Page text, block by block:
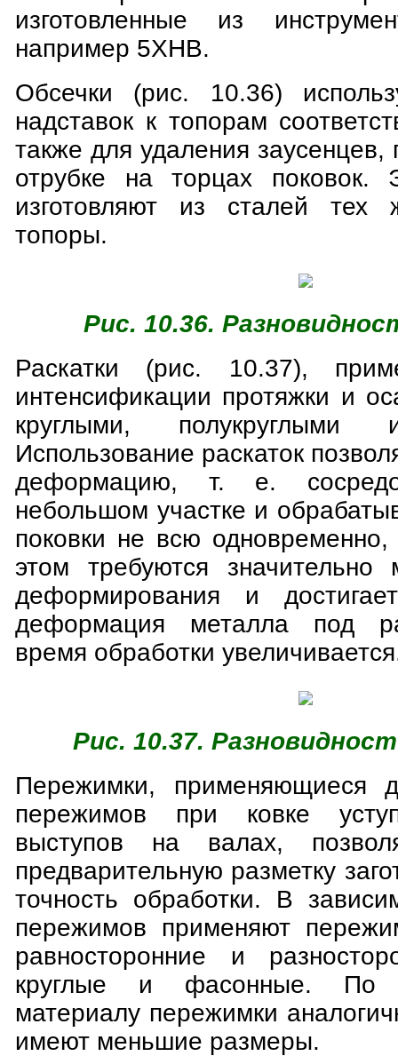
изготовленные из
например 5ХНВ.
Обсечки (рис. 10.36)
надставок к топорам
также для удаления
отрубке на торцах поковок.
изготовляют из сталей
топоры.
Рис. 10.36.
Раскатки (рис. 10.37),
интенсификации протяжки и
круглыми, полукруглыми
Использование раскаток
деформацию, т. е.
небольшом участке и
поковки не всю
этом требуются значительно
деформирования и
деформация металла под
время обработки
Рис. 10.37.
Пережимки, применяющиеся
пережимов при ковке
выступов на валах,
предварительную разметку
точность обработки. В
пережимов применяют
равносторонние и
круглые и фасонные. По
материалу пережимки
имеют меньшие размеры.